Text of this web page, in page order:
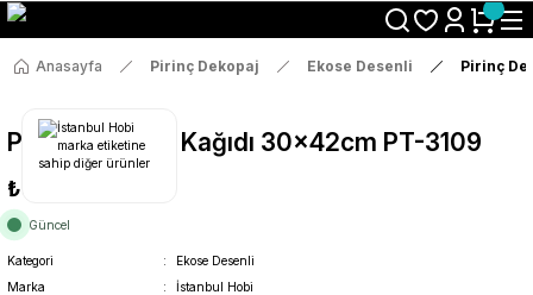
Size Özel "HG10" Koduyla Sepette Hemen %10 İndirimi Kaçırma
Anasayfa Pirinç Dekopaj Ekose Desenli Pirinç
Pirinç Dekopaj Kağıdı 30x42cm PT-3109
₺36
Güncel
Kategori
Ekose Desenli
Marka
İstanbul Hobi